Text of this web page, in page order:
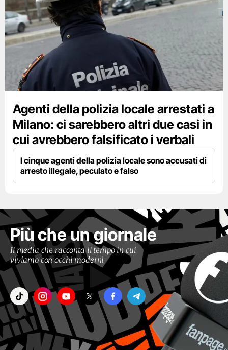
Agenti della polizia locale arrestati a
Milano: ci sarebbero altri due casi in
cui avrebbero falsificato i verbali
I cinque agenti della polizia locale sono accusati di
arresto illegale, peculato e falso
Più che un giornale
Il media che racconta il tempo in cui
viviamo con occhi moderni